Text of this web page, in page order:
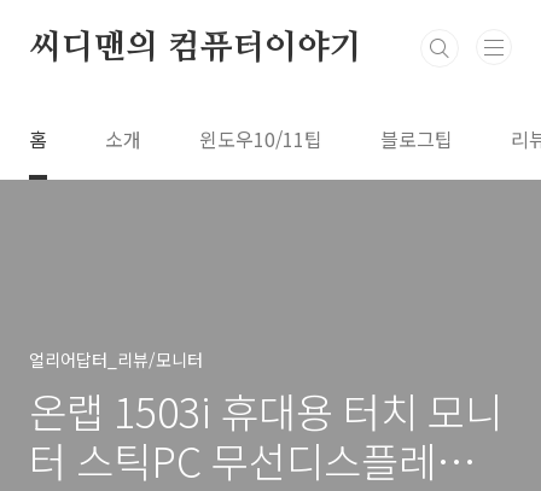
씨디맨의 컴퓨터이야기
홈 소개 윈도우10/11팁 블로그팁 리
얼리어답터_리뷰/모니터
온랩 1503i 휴대용 터치 모니
터 스틱PC 무선디스플레이